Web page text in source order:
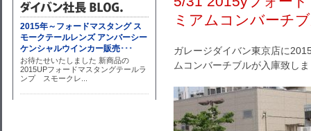
ミアムコンバーチ
ガレージダイバン東京店に
ムコンバーチブルが入庫致し